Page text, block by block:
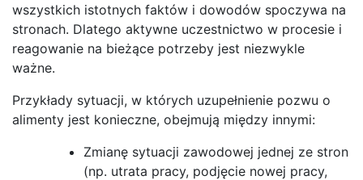
wszystkich istotnych faktów i dowodów spoczywa na
stronach. Dlatego aktywne uczestnictwo w procesie i
reagowanie na bieżące potrzeby jest niezwykle
ważne.
Przykłady sytuacji, w których uzupełnienie pozwu o
alimenty jest konieczne, obejmują między innymi:
Zmianę sytuacji zawodowej jednej ze stron
(np. utrata pracy, podjęcie nowej pracy,